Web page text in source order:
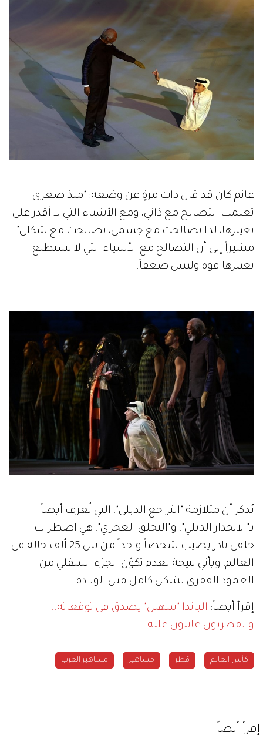
غانم كان قد قال ذات مرةٍ عن وضعه: "منذ صغري
تعلمت التصالح مع ذاتي، ومع الأشياء التي لا أقدر على
تغييرها، لذا تصالحت مع جسمي، تصالحت مع شكلي"،
مشيراً إلى أن التصالح مع الأشياء التي لا نستطيع
تغييرها قوة وليس ضعفاً.
يُذكر أن متلازمة "التراجع الذيلي"، التي تُعرف أيضاً
بـ"الانحدار الذيلي"، و"التخلق العجزي"، هي اضطراب
خلقي نادر يصيب شخصاً واحداً من بين 25 ألف حالة في
العالم، ويأتي نتيجة لعدم تكوّن الجزء السفلي من
العمود الفقري بشكل كامل قبل الولادة.
إقرأ أيضاً: الباندا "سهيل" يصدق في توقعاته..
والقطريون عاتبون عليه
كأس العالم قطر مشاهير مشاهير العرب
إقرأ أيضاً